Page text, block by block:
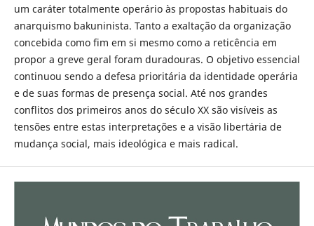
um caráter totalmente operário às propostas habituais do
anarquismo bakuninista. Tanto a exaltação da organização
concebida como fim em si mesmo como a reticência em
propor a greve geral foram duradouras. O objetivo essencial
continuou sendo a defesa prioritária da identidade operária
e de suas formas de presença social. Até nos grandes
conflitos dos primeiros anos do século XX são visíveis as
tensões entre estas interpretações e a visão libertária de
mudança social, mais ideológica e mais radical.